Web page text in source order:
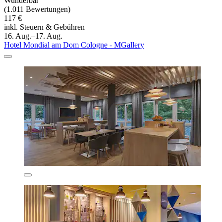
(1.011 Bewertungen)
117 €
inkl. Steuern & Gebühren
16. Aug.–17. Aug.
Hotel Mondial am Dom Cologne - MGallery